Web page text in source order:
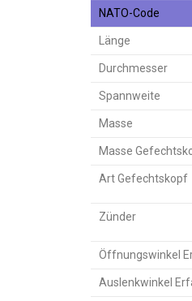
NATO-Code
Länge
Durchmesser
Spannweite
Masse
Masse
Art Gefechtskopf
Zünder
Öffnungswinkel
Auslenkwinkel